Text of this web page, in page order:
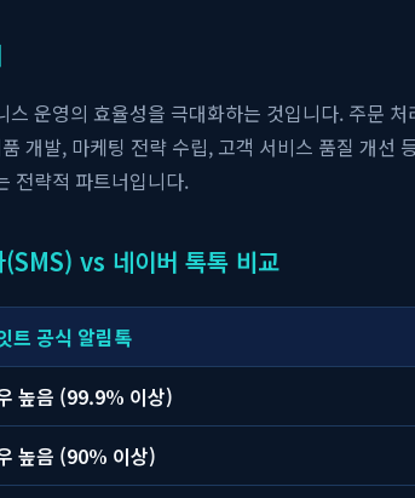
스 운영의 효율성을 극대화하는 것입니다. 주문
개발, 마케팅 전략 수립, 고객 서비스 품질 개
전략적 파트너입니다.
vs 네이버 톡톡 비교
트 공식 알림톡
높음 (99.9% 이상)
높음 (90% 이상)